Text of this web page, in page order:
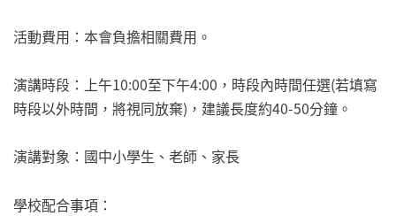
活動費用：本會負擔相關費用。
演講時段：上午10:00至下午4:00，時段內時間任選(若填寫
時段以外時間，將視同放棄)，建議長度約40-50分鐘。
演講對象：國中小學生、老師、家長
學校配合事項：